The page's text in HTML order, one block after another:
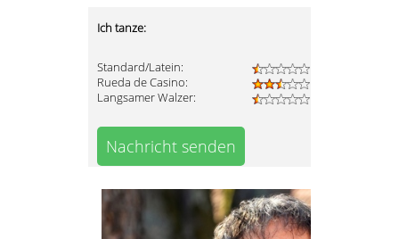
Ich tanze:
Standard/Latein:
Rueda de Casino:
Langsamer Walzer:
Nachricht senden